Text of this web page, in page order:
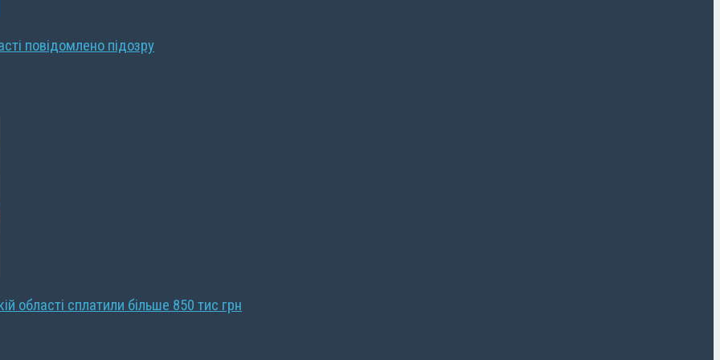
повідомлено підозру
області сплатили більше 850 тис грн